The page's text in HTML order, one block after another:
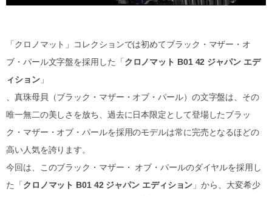
「クロノマット」コレクションでは初めてブラック・マザー・オ
ブ・パール文字盤を採用した「クロノマット B01 42 ジャパン エデ
ィション」
、真珠母貝（ブラック・マザー・オブ・パール）の文字盤は、その
唯一無二の美しさを放ち、過去に日本限定として登場したブラッ
ク・マザー・オブ・パールを採用のモデルは常に完売となるほどの
高い人気を誇ります。
今回は、このブラック・マザー・ オブ・パールのダイヤルを採用し
た「クロノマット B01 42 ジャパン エディション 」から、大変希少